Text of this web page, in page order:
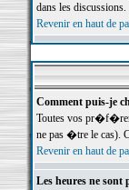
dans les discussions.
Revenir en haut de
Comment puis-je
Toutes vos
ne pas �tre le cas).
Revenir en haut de
Les heures ne sont